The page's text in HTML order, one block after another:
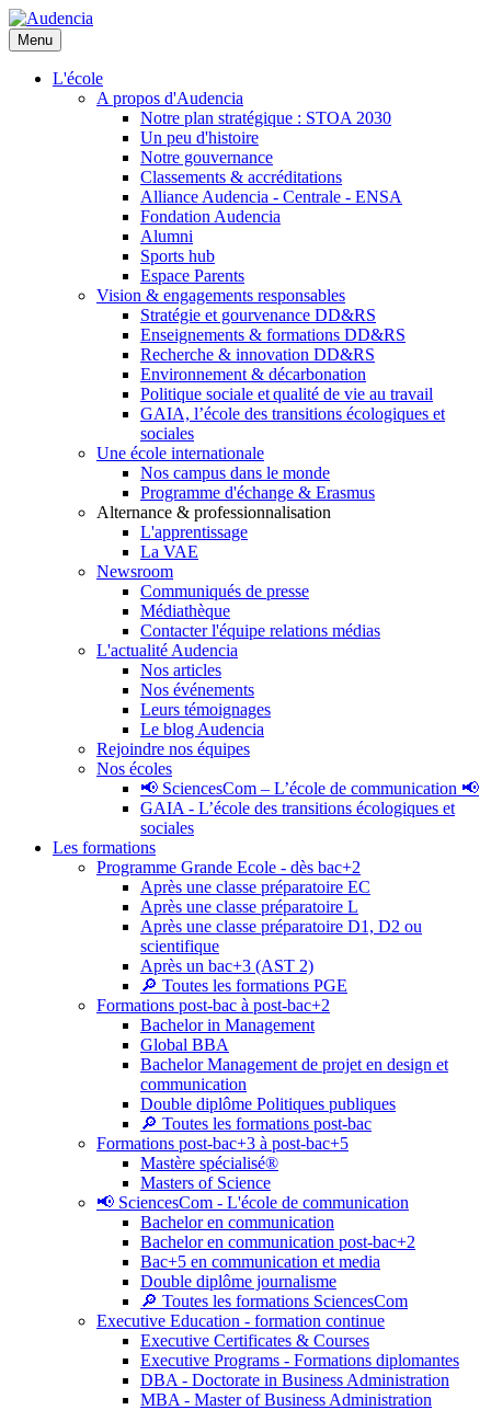
Aller
au
contenu
principal
Menu
L'école
A propos d'Audencia
Notre plan stratégique : STOA 2030
Un peu d'histoire
Notre gouvernance
Classements & accréditations
Alliance Audencia - Centrale - ENSA
Fondation Audencia
Alumni
Sports hub
Espace Parents
Vision & engagements responsables
Stratégie et gourvenance DD&RS
Enseignements & formations DD&RS
Recherche & innovation DD&RS
Environnement & décarbonation
Politique sociale et qualité de vie au travail
GAIA, l’école des transitions écologiques et
sociales
Une école internationale
Nos campus dans le monde
Programme d'échange & Erasmus
Alternance & professionnalisation
L'apprentissage
La VAE
Newsroom
Communiqués de presse
Médiathèque
Contacter l'équipe relations médias
L'actualité Audencia
Nos articles
Nos événements
Leurs témoignages
Le blog Audencia
Rejoindre nos équipes
Nos écoles
📢 SciencesCom – L’école de communication 📢
GAIA - L’école des transitions écologiques et
sociales
Les formations
Programme Grande Ecole - dès bac+2
Après une classe préparatoire EC
Après une classe préparatoire L
Après une classe préparatoire D1, D2 ou
scientifique
Après un bac+3 (AST 2)
🔎 Toutes les formations PGE
Formations post-bac à post-bac+2
Bachelor in Management
Global BBA
Bachelor Management de projet en design et
communication
Double diplôme Politiques publiques
🔎 Toutes les formations post-bac
Formations post-bac+3 à post-bac+5
Mastère spécialisé®
Masters of Science
📢 SciencesCom - L'école de communication
Bachelor en communication
Bachelor en communication post-bac+2
Bac+5 en communication et media
Double diplôme journalisme
🔎 Toutes les formations SciencesCom
Executive Education - formation continue
Executive Certificates & Courses
Executive Programs - Formations diplomantes
DBA - Doctorate in Business Administration
MBA - Master of Business Administration